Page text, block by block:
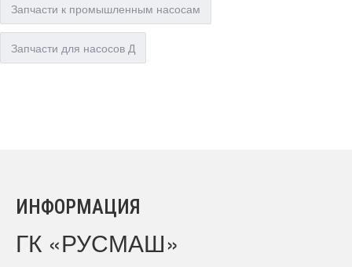
Запчасти к промышленным насосам
Запчасти для насосов Д
ИНФОРМАЦИЯ
ГК «РУСМАШ»